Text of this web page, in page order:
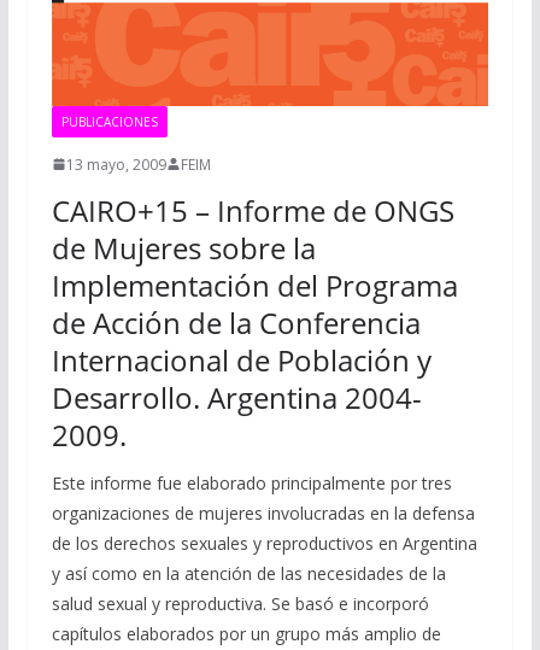
PUBLICACIONES
13 mayo, 2009 FEIM
CAIRO+15 – Informe de ONGS
de Mujeres sobre la
Implementación del Programa
de Acción de la Conferencia
Internacional de Población y
Desarrollo. Argentina 2004-
2009.
Este informe fue elaborado principalmente por tres
organizaciones de mujeres involucradas en la defensa
de los derechos sexuales y reproductivos en Argentina
y así como en la atención de las necesidades de la
salud sexual y reproductiva. Se basó e incorporó
capítulos elaborados por un grupo más amplio de